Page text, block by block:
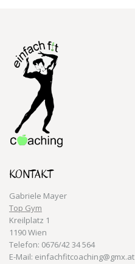
KONTAKT
Gabriele Mayer
Top Gym
Kreilplatz 1
1190 Wien
Telefon: 0676/42 34 564
E-Mail: einfachfitcoaching@gmx.at